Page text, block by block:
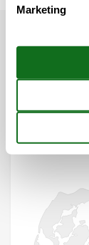
Ligging
Marketing